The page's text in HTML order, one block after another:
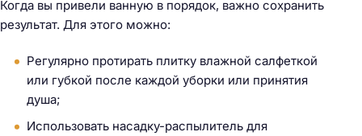
Когда вы привели ванную в порядок, важно сохранить
результат. Для этого можно:
Регулярно протирать плитку влажной салфеткой
или губкой после каждой уборки или принятия
душа;
Использовать насадку-распылитель для